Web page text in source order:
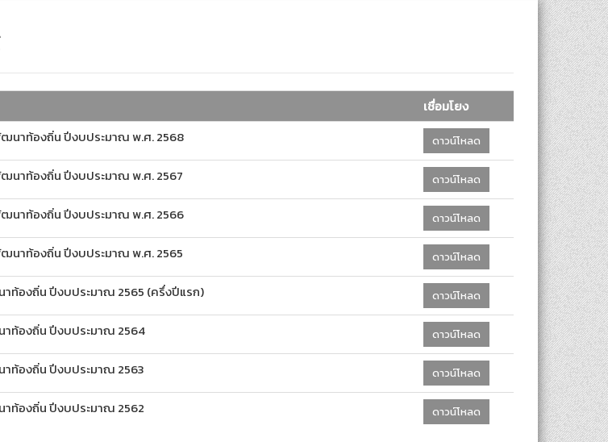
เชื่อมโยง
นาท้องถิ่น ปีงบประมาณ พ.ศ. 2568
ดาวน์โหลด
นาท้องถิ่น ปีงบประมาณ พ.ศ. 2567 ดาวน์โหลด
นาท้องถิ่น ปีงบประมาณ พ.ศ. 2566 ดาวน์โหลด
นาท้องถิ่น ปีงบประมาณ พ.ศ. 2565 ดาวน์โหลด
ท้องถิ่น ปีงบประมาณ 2565 (ครึ่งปีแรก) ดาวน์โหลด
ท้องถิ่น ปีงบประมาณ 2564 ดาวน์โหลด
ท้องถิ่น ปีงบประมาณ 2563 ดาวน์โหลด
ท้องถิ่น ปีงบประมาณ 2562 ดาวน์โหลด